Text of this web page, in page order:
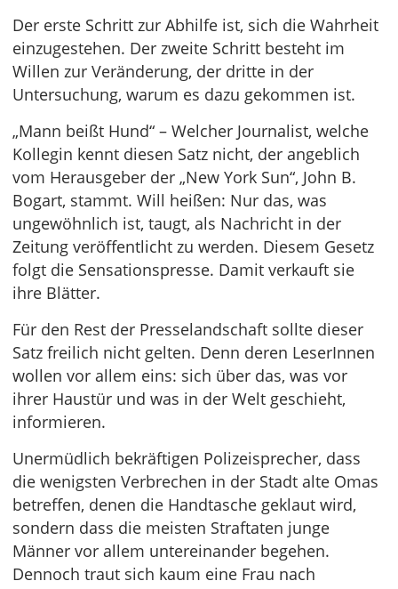
Der erste Schritt zur Abhilfe ist, sich die Wahrheit
einzugestehen. Der zweite Schritt besteht im
Willen zur Veränderung, der dritte in der
Untersuchung, warum es dazu gekommen ist.
„Mann beißt Hund“ – Welcher Journalist, welche
Kollegin kennt diesen Satz nicht, der angeblich
vom Herausgeber der „New York Sun“, John B.
Bogart, stammt. Will heißen: Nur das, was
ungewöhnlich ist, taugt, als Nachricht in der
Zeitung veröffentlicht zu werden. Diesem Gesetz
folgt die Sensationspresse. Damit verkauft sie
ihre Blätter.
Für den Rest der Presselandschaft sollte dieser
Satz freilich nicht gelten. Denn deren LeserInnen
wollen vor allem eins: sich über das, was vor
ihrer Haustür und was in der Welt geschieht,
informieren.
Unermüdlich bekräftigen Polizeisprecher, dass
die wenigsten Verbrechen in der Stadt alte Omas
betreffen, denen die Handtasche geklaut wird,
sondern dass die meisten Straftaten junge
Männer vor allem untereinander begehen.
Dennoch traut sich kaum eine Frau nach